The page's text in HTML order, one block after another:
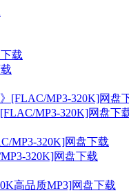
MP3-320K]网盘下
320K]网盘下载